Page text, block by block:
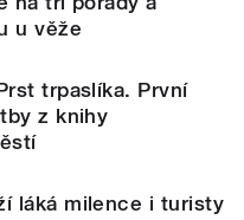
u věže
trpaslíka. První
z knihy
láká milence i turisty